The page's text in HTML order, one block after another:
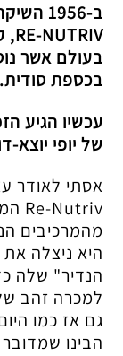
ב-1956 השיקה אסתי לאודר את
RE-NUTRIV, קרם היוקרה הראשון
בעולם אשר
בכספת סודית.
עכשיו הגיע
של יופי יוצא-
אסתי לאודר
Re-Nutriv המקורי יכיל 26
מהמרכיבים
היא ניצלה
הנדיר" שלה
למכרה זהב
גם אז כמו
הבינו